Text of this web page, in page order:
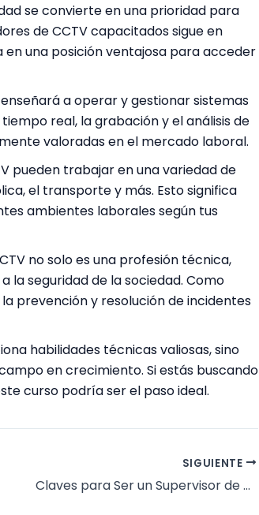
se convierte en una prioridad para
de CCTV capacitados sigue en
en una posición ventajosa para acceder
a operar y gestionar sistemas
real, la grabación y el análisis de
valoradas en el mercado laboral.
pueden trabajar en una variedad de
el transporte y más. Esto significa
ambientes laborales según tus
no solo es una profesión técnica,
la seguridad de la sociedad. Como
prevención y resolución de incidentes
habilidades técnicas valiosas, sino
en crecimiento. Si estás buscando
curso podría ser el paso ideal.
SIGUIENTE
Claves para Ser un Supervisor de Seguridad Exitoso